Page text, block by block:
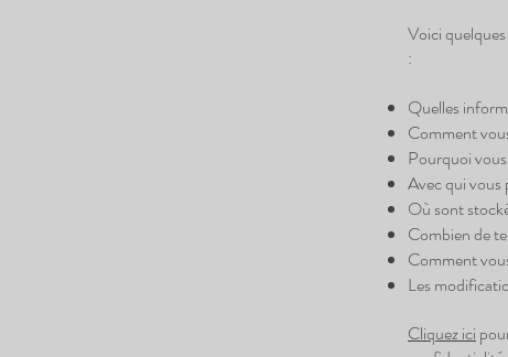
Voici
:
Quelles
Comment
Pourquoi
Avec qui vous
Où sont
Combien de
Comment
Les
Cliquez ici